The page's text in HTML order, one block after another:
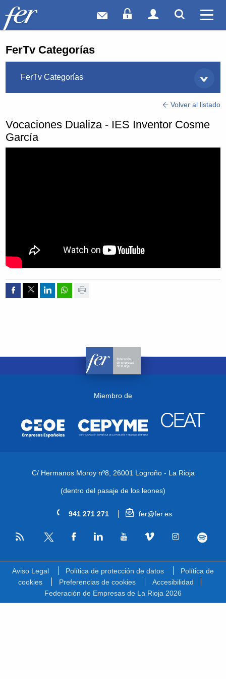
Correo webAcceso Socios
Acceso
FerTv Categorías
FerTv Categorías
Volver al listado
Vocaciones Dualiza - IES Inventor Cosme
García
Compartir por Facebook
Compartir por Twitter
Compartir por Linkedin
Compartir por whatsapp
Imprimir
Miembro de
C/ Hermanos Moroy nº8, 26001 Logroño - La Rioja
(dentro del pasaje de los leones)
941 271 271 fer@fer.es
RSS
Aviso Legal Política de protección de datos
Política de
cookies
Preferencias de cookies
Accesibilidad
Federación de Empresas de La Rioja 2026